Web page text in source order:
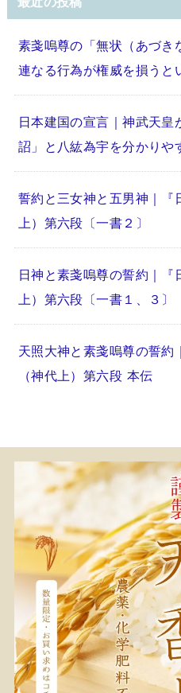
素戔嗚尊の「無状（あづき
連なる行為が権威を損うと
日本建国の宣言｜神武天
詔」と八紘為宇を分かりや
誓約と三女神と五男神｜
上）第六段〔一書２〕
日神と素戔嗚尊の誓約｜
上）第六段〔一書１、３〕
天照大神と素戔嗚尊の誓約
（神代上）第六段 本伝